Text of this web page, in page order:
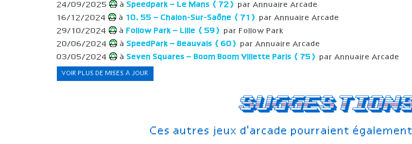
Ces autres jeux d'arcade pourraient
24/09/2025
à Speedpark – Le Mans (72) par Annuaire Arcade
16/12/2024
à 10.55 – Chalon-Sur-Saône (71) par Annuaire Arcade
29/10/2024
à Follow Park – Lille (59) par Follow Park
20/06/2024
à SpeedPark – Beauvais (60) par Annuaire Arcade
03/05/2024
à Seven Squares – Boom Boom Villette Paris (75) par Annuaire Arcade
VOIR PLUS DE MISES À JOUR